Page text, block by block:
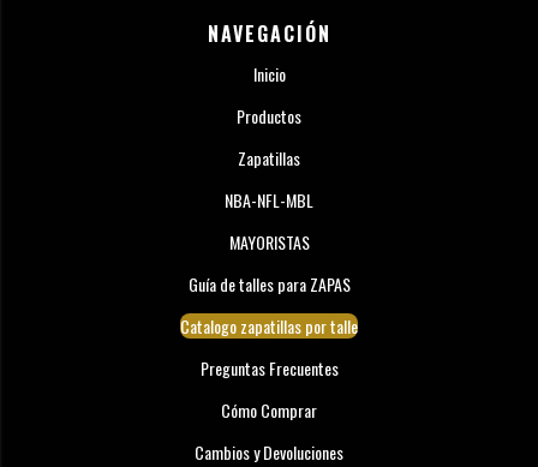
NAVEGACIÓN
Inicio
Productos
Zapatillas
NBA-NFL-MBL
MAYORISTAS
Guía de talles para ZAPAS
Catalogo zapatillas por talle
Preguntas Frecuentes
Cómo Comprar
Cambios y Devoluciones